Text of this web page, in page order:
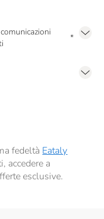
*
di consenso prestato ai
fedeltà Eataly
accedere a
esclusive.